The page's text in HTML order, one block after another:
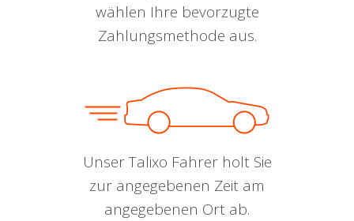
wählen Ihre bevorzugte
Zahlungsmethode aus.
Unser Talixo Fahrer holt Sie
zur angegebenen Zeit am
angegebenen Ort ab.